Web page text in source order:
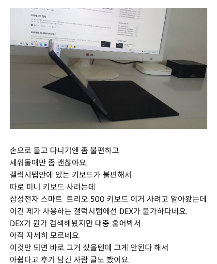
손으로 들고 다니기엔 좀 불편하고
세워둘때만 좀 괜찮아요.
갤럭시탭안에 있는 키보드가 불편해서
따로 미니 키보드 사려는데
삼성전자 스마트 트리오 500 키보드 이거 사려고 알아봤는데
이건 제가 사용하는 갤럭시탭에선 DEX가 불가하다네요.
DEX가 뭔가 검색해봤지만 대충 훝어봐서
아직 자세히 모르네요.
이것만 되면 바로 그거 샀을텐데 그게 안된다 해서
아쉽다고 후기 남긴 사람 글도 봤어요.